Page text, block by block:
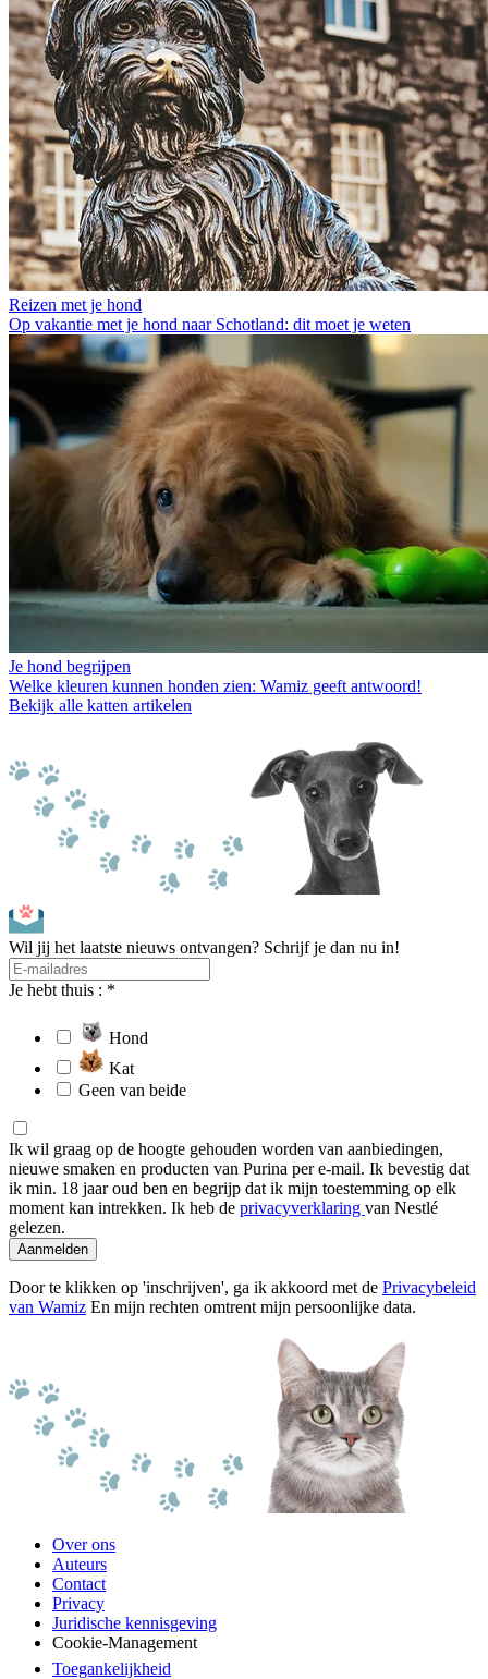
Reizen met je hond
Op vakantie met je hond naar Schotland: dit moet je weten
Je hond begrijpen
Welke kleuren kunnen honden zien: Wamiz geeft antwoord!
Bekijk alle katten artikelen
Wil jij het laatste nieuws ontvangen? Schrijf je dan nu in!
Je hebt thuis : *
Hond
Kat
Geen van beide
Ik wil graag op de hoogte gehouden worden van aanbiedingen,
nieuwe smaken en producten van Purina per e-mail. Ik bevestig dat
ik min. 18 jaar oud ben en begrijp dat ik mijn toestemming op elk
moment kan intrekken. Ik heb de privacyverklaring van Nestlé
gelezen.
Aanmelden
Door te klikken op 'inschrijven', ga ik akkoord met de Privacybeleid
van Wamiz En mijn rechten omtrent mijn persoonlijke data.
Over ons
Auteurs
Contact
Privacy
Juridische kennisgeving
Cookie-Management
Toegankelijkheid